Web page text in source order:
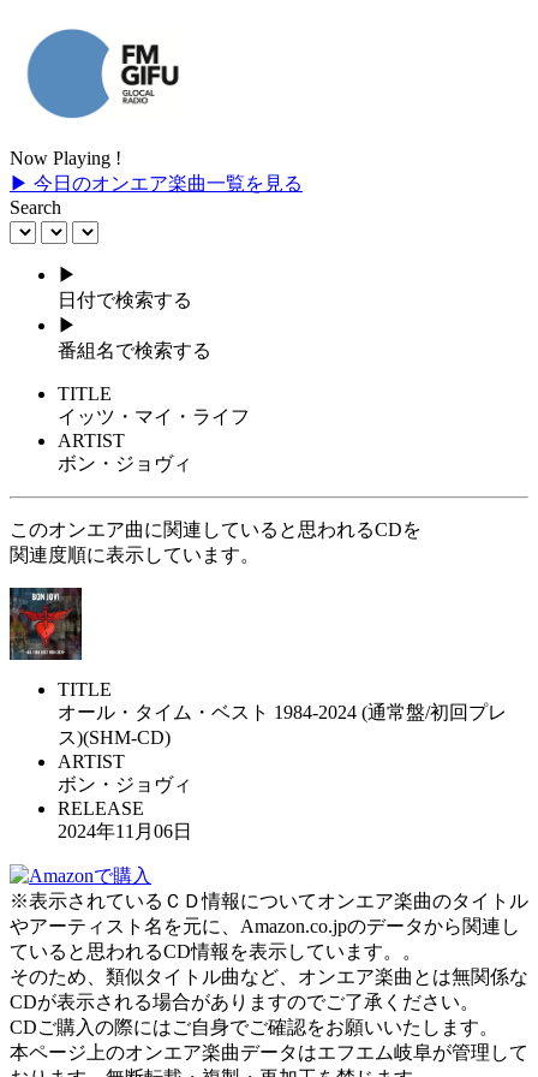
Now Playing !
▶ 今日のオンエア楽曲一覧を見る
Search
▶
日付で検索する
▶
番組名で検索する
TITLE
イッツ・マイ・ライフ
ARTIST
ボン・ジョヴィ
このオンエア曲に関連していると思われるCDを
関連度順に表示しています。
TITLE
オール・タイム・ベスト 1984-2024 (通常盤/初回プレ
ス)(SHM-CD)
ARTIST
ボン・ジョヴィ
RELEASE
2024年11月06日
※表示されているＣＤ情報についてオンエア楽曲のタイトル
やアーティスト名を元に、Amazon.co.jpのデータから関連し
ていると思われるCD情報を表示しています。。
そのため、類似タイトル曲など、オンエア楽曲とは無関係な
CDが表示される場合がありますのでご了承ください。
CDご購入の際にはご自身でご確認をお願いいたします。
本ページ上のオンエア楽曲データはエフエム岐阜が管理して